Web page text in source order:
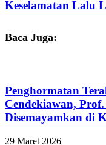
Keselamatan Lalu
Baca Juga:
Penghormatan
Cendekiawan,
Disemayamkan di
29 Maret 2026